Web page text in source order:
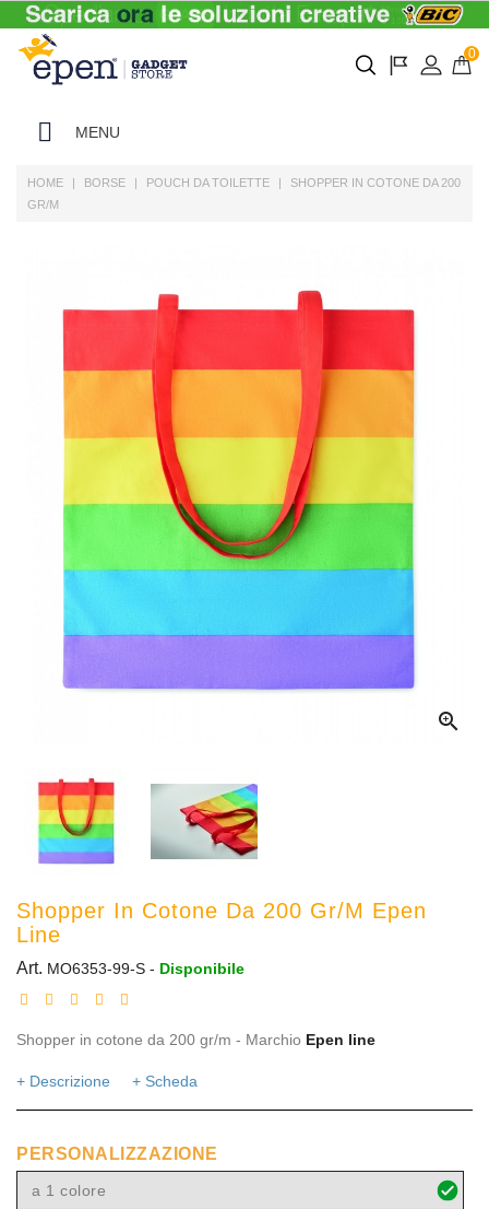
0
MENU
HOME BORSE POUCH DA TOILETTE
SHOPPER IN COTONE DA 200
GR/M

Shopper In Cotone Da 200 Gr/m Epen
Line
Art. MO6353-99-S - Disponibile
Shopper in cotone da 200 gr/m - Marchio Epen line
+ Descrizione + Scheda
PERSONALIZZAZIONE
a 1 colore